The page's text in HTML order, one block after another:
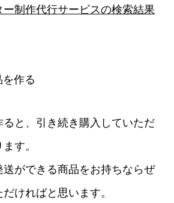
ー制作代行サービスの検索結果
作る
ると、引き続き購入していただ
す。
送ができる商品をお持ちならぜ
ければと思います。